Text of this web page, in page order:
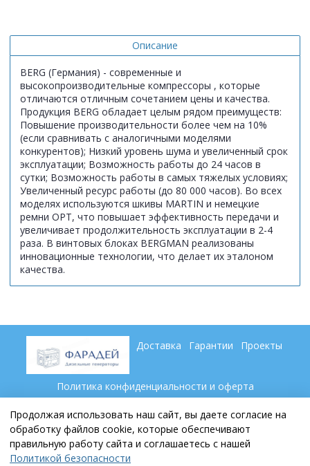
Описание
BERG (Германия) - современные и
высокопроизводительные компрессоры , которые
отличаются отличным сочетанием цены и качества.
Продукция BERG обладает целым рядом преимуществ:
Повышение производительности более чем на 10%
(если сравнивать с аналогичными моделями
конкурентов); Низкий уровень шума и увеличенный срок
эксплуатации; Возможность работы до 24 часов в
сутки; Возможность работы в самых тяжелых условиях;
Увеличенный ресурс работы (до 80 000 часов). Во всех
моделях используются шкивы MARTIN и немецкие
ремни ОРТ, что повышает эффективность передачи и
увеличивает продолжительность эксплуатации в 2-4
раза. В винтовых блоках BERGMAN реализованы
инновационные технологии, что делает их эталоном
качества.
Доставка Гарантии Проекты
Политика конфиденциальности и оферта
Пользовательское соглашение
+7 (846) 269 79 69
Продолжая использовать наш сайт, вы даете согласие на
обработку файлов cookie, которые обеспечивают
правильную работу сайта и соглашаетесь с нашей
Политикой безопасности